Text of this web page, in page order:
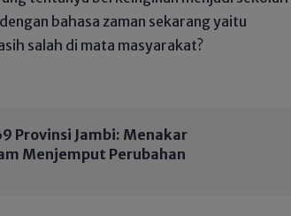
bahasa zaman sekarang yaitu
salah di mata masyarakat?
Provinsi Jambi: Menakar
Menjemput Perubahan